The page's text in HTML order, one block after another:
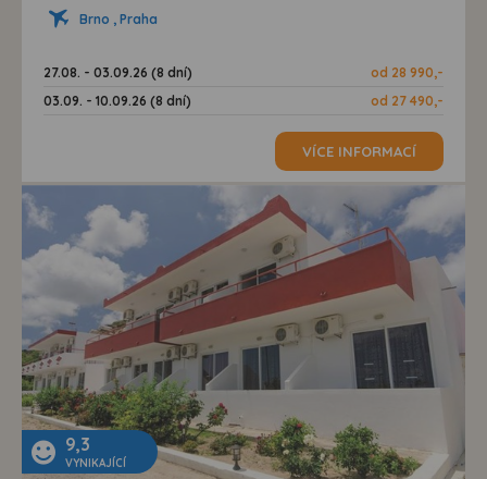
Brno , Praha
27.08. - 03.09.26 (8 dní)
od 28 990,-
03.09. - 10.09.26 (8 dní)
od 27 490,-
VÍCE INFORMACÍ
9,3
VYNIKAJÍCÍ